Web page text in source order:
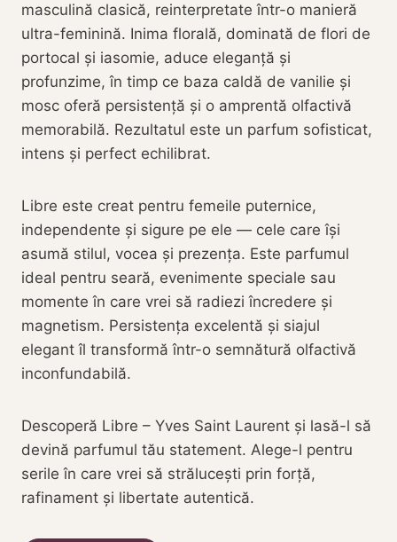
masculină clasică, reinterpretate într-o manieră
ultra-feminină. Inima florală, dominată de flori de
portocal și iasomie, aduce eleganță și
profunzime, în timp ce baza caldă de vanilie și
mosc oferă persistență și o amprentă olfactivă
memorabilă. Rezultatul este un parfum sofisticat,
intens și perfect echilibrat.
Libre este creat pentru femeile puternice,
independente și sigure pe ele — cele care își
asumă stilul, vocea și prezența. Este parfumul
ideal pentru seară, evenimente speciale sau
momente în care vrei să radiezi încredere și
magnetism. Persistența excelentă și siajul
elegant îl transformă într-o semnătură olfactivă
inconfundabilă.
Descoperă Libre – Yves Saint Laurent și lasă-l să
devină parfumul tău statement. Alege-l pentru
serile în care vrei să strălucești prin forță,
rafinament și libertate autentică.